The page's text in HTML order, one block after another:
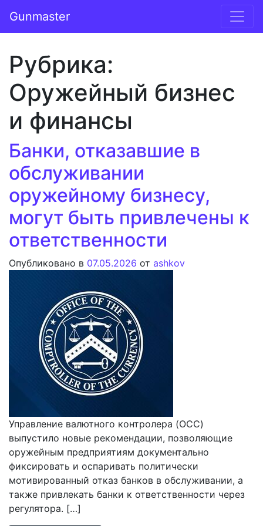
Основная навигация
Gunmaster
Рубрика:
Оружейный бизнес
и финансы
Банки, отказавшие в
обслуживании
оружейному бизнесу,
могут быть привлечены к
ответственности
Опубликовано в 07.05.2026 от ashkov
Управление валютного контролера (OCC)
выпустило новые рекомендации, позволяющие
оружейным предприятиям документально
фиксировать и оспаривать политически
мотивированный отказ банков в обслуживании, а
также привлекать банки к ответственности через
регулятора. […]